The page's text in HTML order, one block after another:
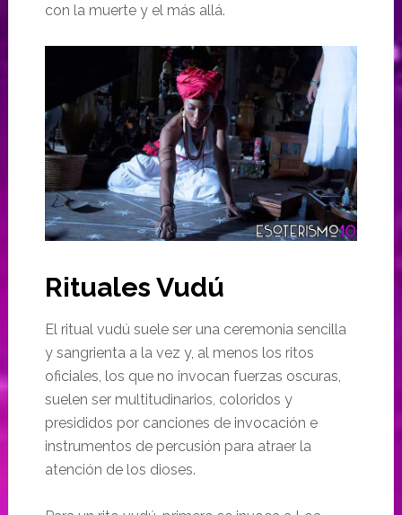
con la muerte y el más allá.
Rituales Vudú
El ritual vudú suele ser una ceremonia sencilla
y sangrienta a la vez y, al menos los ritos
oficiales, los que no invocan fuerzas oscuras,
suelen ser multitudinarios, coloridos y
presididos por canciones de invocación e
instrumentos de percusión para atraer la
atención de los dioses.